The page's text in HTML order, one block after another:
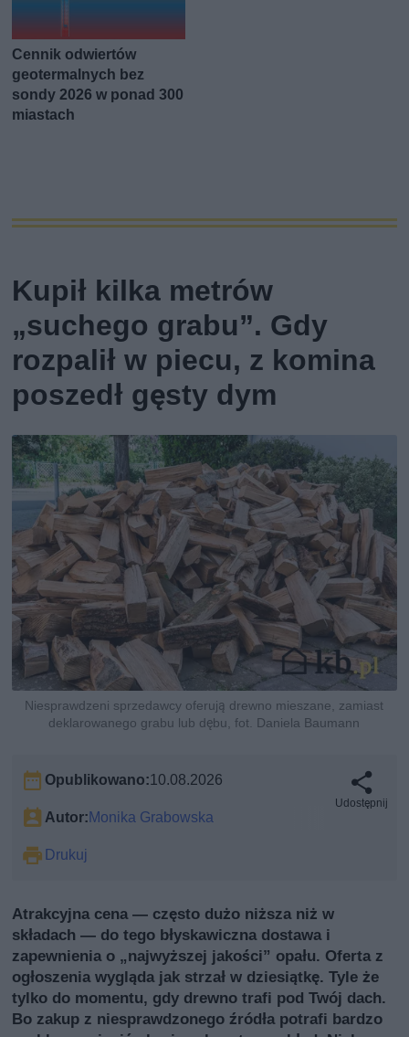
Cennik odwiertów
geotermalnych bez
sondy 2026 w ponad 300
miastach
Kupił kilka metrów
„suchego grabu”. Gdy
rozpalił w piecu, z komina
poszedł gęsty dym
Niesprawdzeni sprzedawcy oferują drewno mieszane, zamiast
deklarowanego grabu lub dębu, fot. Daniela Baumann
Opublikowano:10.08.2026
Autor: Monika Grabowska
Drukuj
Udostępnij
Atrakcyjna cena — często dużo niższa niż w
składach — do tego błyskawiczna dostawa i
zapewnienia o „najwyższej jakości” opału. Oferta z
ogłoszenia wygląda jak strzał w dziesiątkę. Tyle że
tylko do momentu, gdy drewno trafi pod Twój dach.
Bo zakup z niesprawdzonego źródła potrafi bardzo